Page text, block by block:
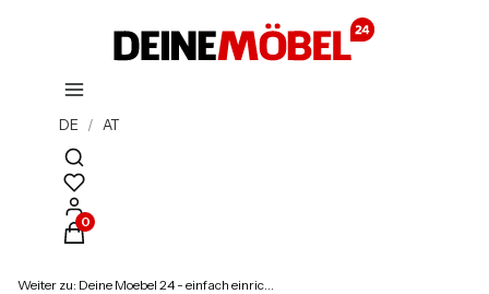
DE / AT
Suchmaschine öffnen
Produkte im Warenkorb: 0. Details anzeigen
Weiter zu: Deine Moebel 24 - einfach einrichten!